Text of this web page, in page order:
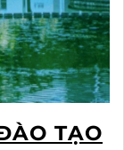
TẠO